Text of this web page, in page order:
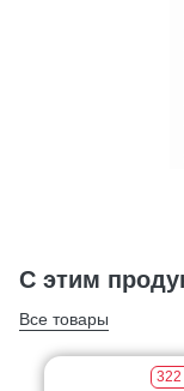
С этим
Все товары
322